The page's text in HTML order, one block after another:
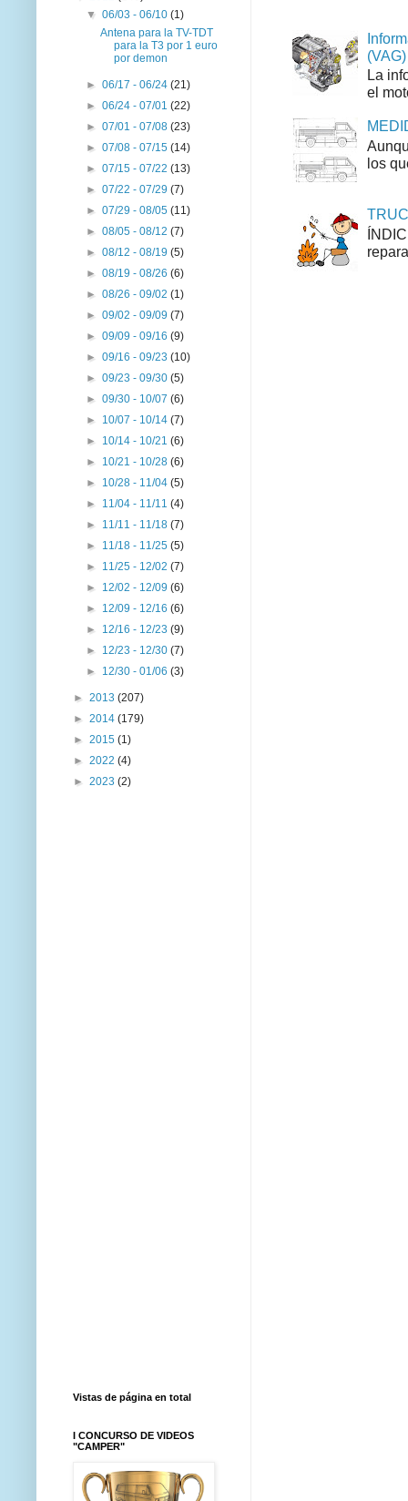
(VAG)
La
el
los
▼06/03 - 06/10(1)
Antena para la TV-TDT
para la T3 por 1 euro
por demon
►06/17 - 06/24(21)
►06/24 - 07/01(22)
►07/01 - 07/08(23)
►07/08 - 07/15(14)
►07/15 - 07/22(13)
►07/22 - 07/29(7)
►07/29 - 08/05(11)
►08/05 - 08/12(7)
►08/12 - 08/19(5)
►08/19 - 08/26(6)
►08/26 - 09/02(1)
►09/02 - 09/09(7)
►09/09 - 09/16(9)
►09/16 - 09/23(10)
►09/23 - 09/30(5)
►09/30 - 10/07(6)
► 10/07 - 10/14(7)
► 10/14 - 10/21(6)
► 10/21 - 10/28(6)
► 10/28 - 11/04(5)
► 11/04 - 11/11(4)
► 11/11 - 11/18(7)
► 11/18 - 11/25(5)
► 11/25 - 12/02(7)
► 12/02 - 12/09(6)
► 12/09 - 12/16(6)
► 12/16 - 12/23(9)
► 12/23 - 12/30(7)
► 12/30 - 01/06(3)
► 2013 (207)
► 2014 (179)
► 2015 (1)
► 2022 (4)
► 2023 (2)
Vistas de página en total
I CONCURSO DE VIDEOS
"CAMPER"